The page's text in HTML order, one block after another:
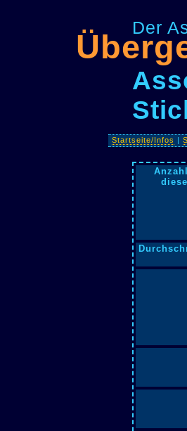
Der
Startseite/Infos |